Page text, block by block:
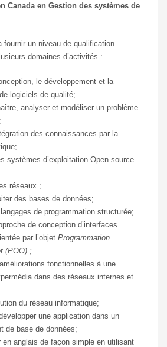
Canada en Gestion des systèmes de
fournir un niveau de qualification
domaines d’activités :
le développement et la
logiciels de qualité;
analyser et modéliser un problème
des connaissances par la
systèmes d’exploitation Open source
réseaux ;
des bases de données;
de programmation structurée;
de conception d’interfaces
par l’objet Programmation
(POO) ;
fonctionnelles à une
dans des réseaux internes et
du réseau informatique;
une application dans un
de base de données;
en anglais de façon simple en utilisant